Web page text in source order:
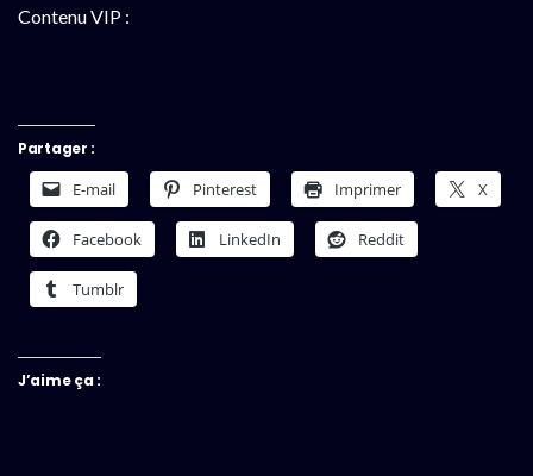
Contenu VIP :
Partager :
E-mail Pinterest Imprimer X
Facebook LinkedIn Reddit
Tumblr
J’aime ça :